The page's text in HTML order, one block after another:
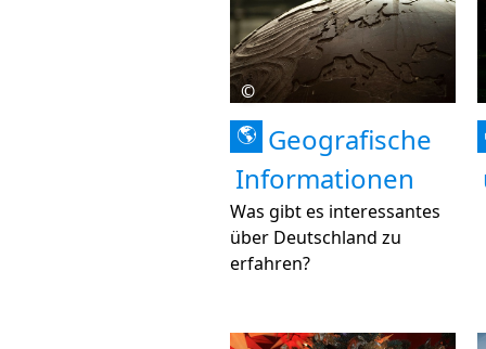
©
🌎 Geografische
Informationen
Was gibt es interessantes
über Deutschland zu
erfahren?